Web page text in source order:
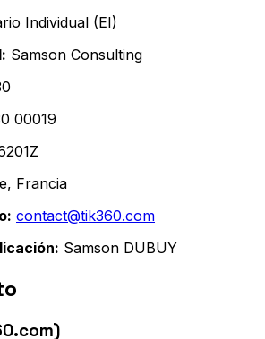
Individual (EI)
Samson Consulting
00019
Francia
contact@tik360.com
Samson DUBUY